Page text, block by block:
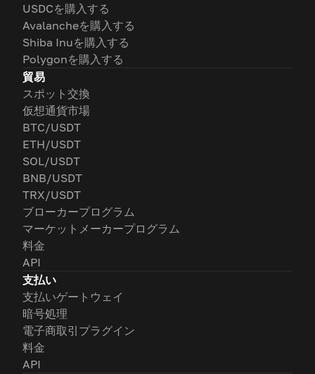
USDCを購入する
Avalancheを購入する
Shiba Inuを購入する
Polygonを購入する
貿易
スポット交換
仮想通貨市場
BTC/USDT
ETH/USDT
SOL/USDT
BNB/USDT
TRX/USDT
ブローカープログラム
マーケットメーカープログラム
料金
API
支払い
支払いゲートウェイ
暗号処理
電子商取引プラグイン
料金
API